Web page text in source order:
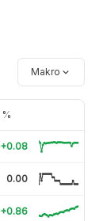
Makro
%
+0.08
0.00
+0.86